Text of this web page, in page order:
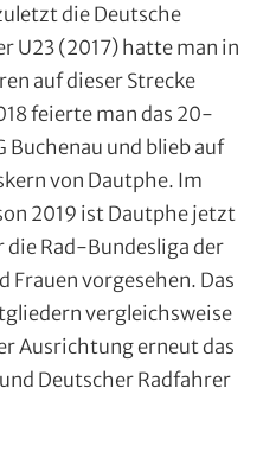
die Deutsche
U23 (2017) hatte man in
auf dieser Strecke
feierte man das 20-
Buchenau und blieb auf
von Dautphe. Im
2019 ist Dautphe jetzt
Rad-Bundesliga der
Frauen vorgesehen. Das
vergleichsweise
Ausrichtung erneut das
Deutscher Radfahrer